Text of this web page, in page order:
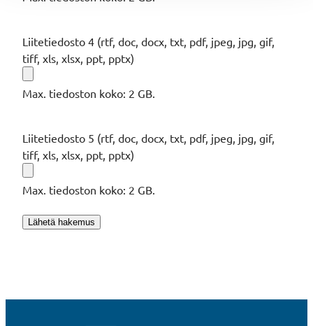
Liitetiedosto 4 (rtf, doc, docx, txt, pdf, jpeg, jpg, gif,
tiff, xls, xlsx, ppt, pptx)
Max. tiedoston koko: 2 GB.
Liitetiedosto 5 (rtf, doc, docx, txt, pdf, jpeg, jpg, gif,
tiff, xls, xlsx, ppt, pptx)
Max. tiedoston koko: 2 GB.
Lähetä hakemus